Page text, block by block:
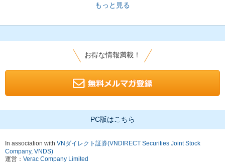
もっと見る
お得な情報満載！
PC版はこちら
In association with VNダイレクト証券(VNDIRECT Securities Joint Stock
Company, VNDS)
運営： Verac Company Limited